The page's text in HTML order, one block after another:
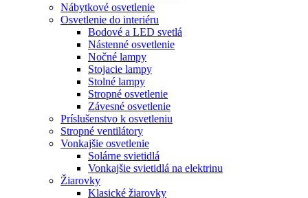
Nábytkové osvetlenie
Osvetlenie do interiéru
Bodové a LED svetlá
Nástenné osvetlenie
Nočné lampy
Stojacie lampy
Stolné lampy
Stropné osvetlenie
Závesné osvetlenie
Príslušenstvo k osvetleniu
Stropné ventilátory
Vonkajšie osvetlenie
Solárne svietidlá
Vonkajšie svietidlá na elektrinu
Žiarovky
Klasické žiarovky